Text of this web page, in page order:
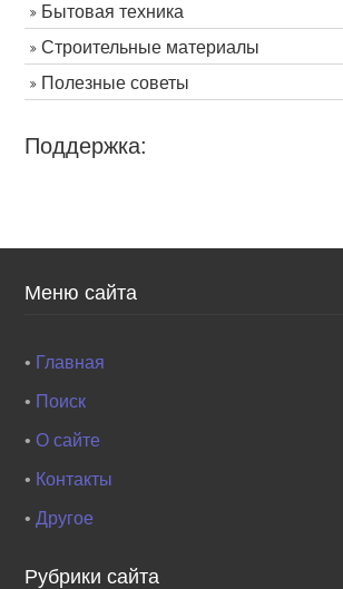
Бытовая техника
Строительные материалы
Полезные советы
Поддержка:
Меню сайта
• Главная
• Поиск
•О сайте
• Контакты
•Другое
Рубрики сайта